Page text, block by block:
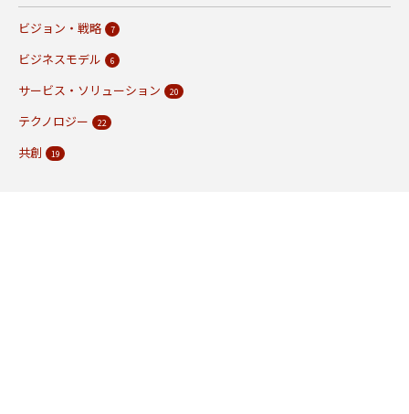
ビジョン・戦略 7
ビジネスモデル 6
サービス・ソリューション 20
テクノロジー 22
共創 19